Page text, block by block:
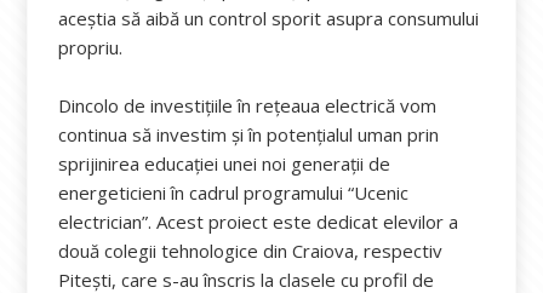
aceștia să aibă un control sporit asupra consumului
propriu.
Dincolo de investițiile în rețeaua electrică vom
continua să investim și în potențialul uman prin
sprijinirea educației unei noi generații de
energeticieni în cadrul programului “Ucenic
electrician”. Acest proiect este dedicat elevilor a
două colegii tehnologice din Craiova, respectiv
Pitești, care s-au înscris la clasele cu profil de